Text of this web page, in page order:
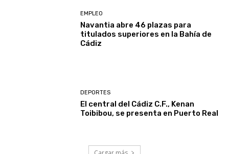
EMPLEO
Navantia abre 46 plazas para
titulados superiores en la Bahía de
Cádiz
DEPORTES
El central del Cádiz C.F., Kenan
Toibibou, se presenta en Puerto Real